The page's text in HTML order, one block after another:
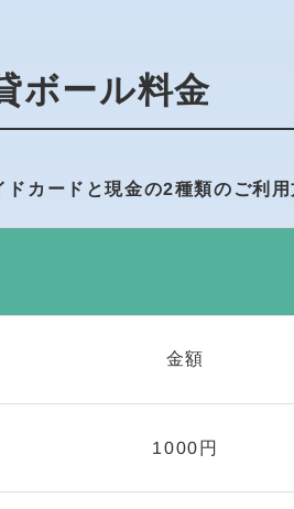
ボール料金
ドカードと現金の2種類のご利用
金額
1000円